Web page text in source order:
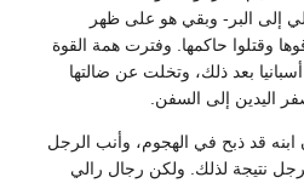
إلى البر- وبقي هو على ظهر
وقتلوا حاكمها. وفترت همة القوة
بعد ذلك، وتخلت عن ضالتها
اليدين إلى السفن.
قد ذبح في الهجوم، وأنب الرجل
نتيجة لذلك. ولكن رجال رالي